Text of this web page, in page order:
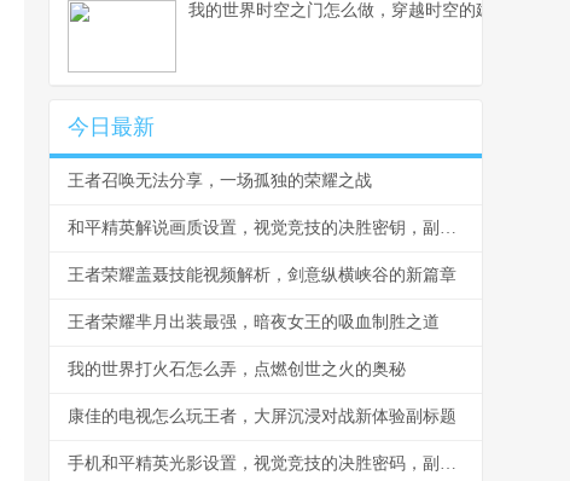
我的世界时空之门怎么做，穿越时空的建造幻想
今日最新
王者召唤无法分享，一场孤独的荣耀之战
和平精英解说画质设置，视觉竞技的决胜密钥，副标题，清晰与流畅的战术抉择
王者荣耀盖聂技能视频解析，剑意纵横峡谷的新篇章
王者荣耀芈月出装最强，暗夜女王的吸血制胜之道
我的世界打火石怎么弄，点燃创世之火的奥秘
康佳的电视怎么玩王者，大屏沉浸对战新体验副标题
手机和平精英光影设置，视觉竞技的决胜密码，副标题，探寻极致画质与实战平衡的艺术